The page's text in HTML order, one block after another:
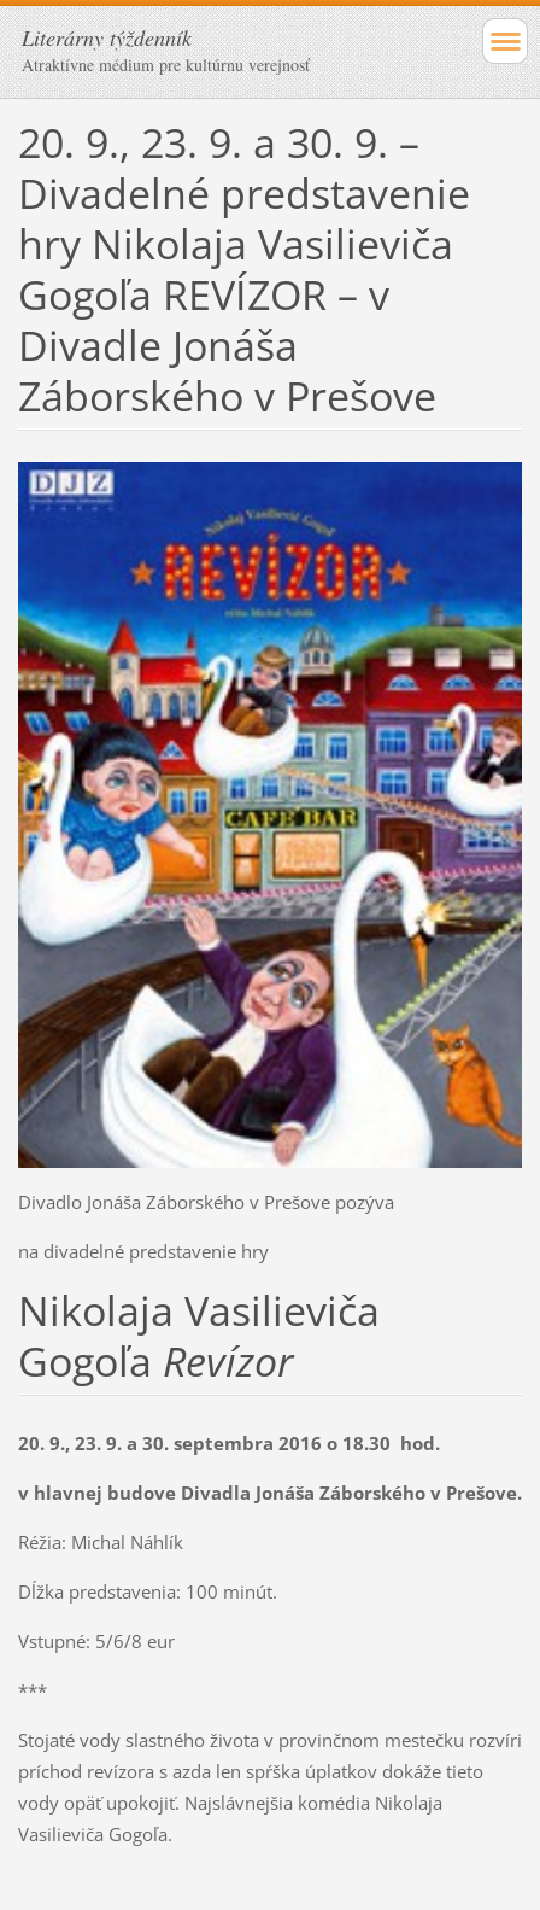
Literárny týždenník
Atraktívne médium pre kultúrnu verejnosť
20. 9., 23. 9. a 30. 9. –
Divadelné predstavenie
hry Nikolaja Vasilieviča
Gogoľa REVÍZOR – v
Divadle Jonáša
Záborského v Prešove
Divadlo Jonáša Záborského v Prešove pozýva
na divadelné predstavenie hry
Nikolaja Vasilieviča
Gogoľa Revízor
20. 9., 23. 9. a 30. septembra 2016 o 18.30 hod.
v hlavnej budove Divadla Jonáša Záborského v Prešove.
Réžia: Michal Náhlík
Dĺžka predstavenia: 100 minút.
Vstupné: 5/6/8 eur
***
Stojaté vody slastného života v provinčnom mestečku rozvíri
príchod revízora s azda len spŕška úplatkov dokáže tieto
vody opäť upokojiť. Najslávnejšia komédia Nikolaja
Vasilieviča Gogoľa.